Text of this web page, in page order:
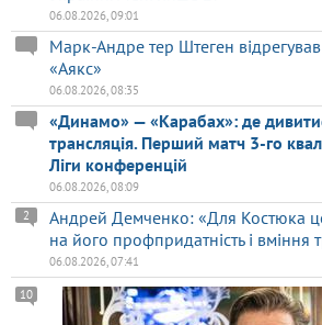
06.08.2026, 09:01
Марк-Андре тер Штеген
«Аякс»
06.08.2026, 08:35
«Динамо» — «Карабах»: де
трансляція. Перший матч 3-го
Ліги конференцій
06.08.2026, 08:09
Андрей Демченко: «Для Костюка
на його профпридатність і вміння
2
06.08.2026, 07:41
10